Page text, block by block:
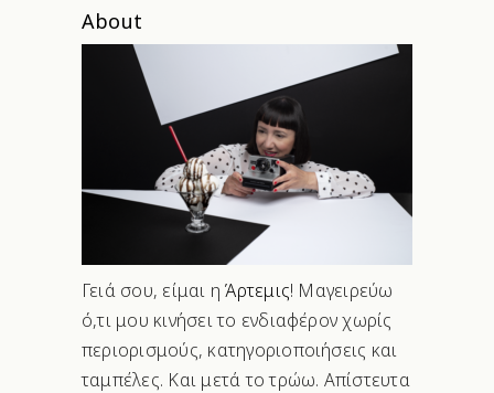
About
Γειά σου, είμαι ηΆρτεμις! Μαγειρεύω
ό,τι μου κινήσει το ενδιαφέρον χωρίς
περιορισμούς, κατηγοριοποιήσεις και
ταμπέλες. Και μετά το τρώω. Απίστευτα